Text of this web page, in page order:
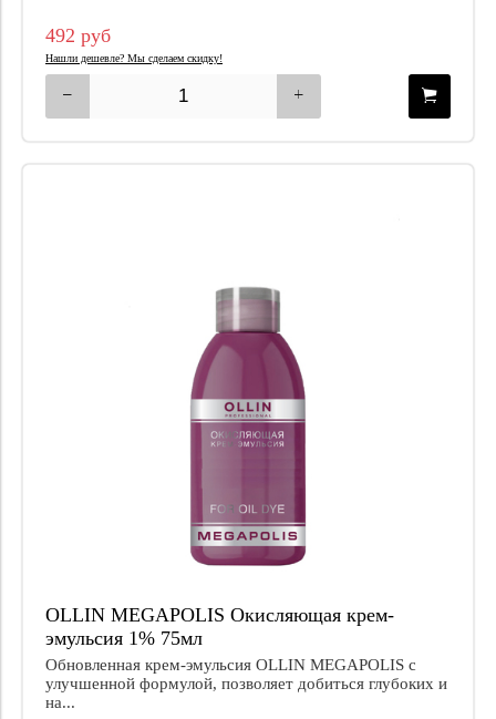
492 руб
Нашли дешевле? Мы сделаем скидку!
OLLIN MEGAPOLIS Окисляющая крем-
эмульсия 1% 75мл
Обновленная крем-эмульсия OLLIN MEGAPOLIS с
улучшенной формулой, позволяет добиться глубоких и
на...